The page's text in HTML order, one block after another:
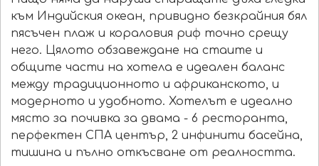
към Индийския океан, привидно безкрайния бял
пясъчен плаж и кораловия риф точно срещу
него. Цялото обзавеждане на стаите и
общите части на хотела е идеален баланс
между традиционното и африканското, и
модерното и удобното. Хотелът е идеално
място за почивка за двама - 6 ресторанта,
перфектен СПА център, 2 инфинити басейна,
тишина и пълно откъсване от реалността.